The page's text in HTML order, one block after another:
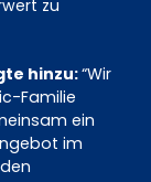
zu
hinzu:“Wir
Familie
ein
im